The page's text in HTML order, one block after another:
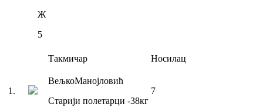
Ж
5
Такмичар Носилац
1 .
ВељкоМанојловић
Старији полетарци -38кг
7